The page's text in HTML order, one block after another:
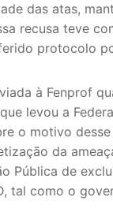
das atas,
recusa teve
protocolo
à Fenprof
levou a
o motivo
da
Pública de
tal como o